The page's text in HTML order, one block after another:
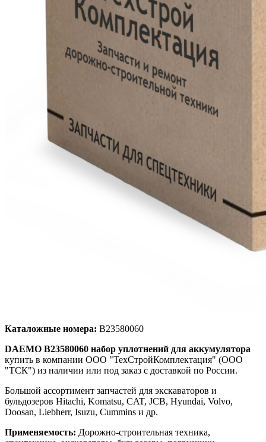
Каталожные номера: B23580060
DAEMO B23580060 набор уплотнений для аккумулятора
купить в компании ООО "ТехСтройКомплектация" (ООО
"ТСК") из наличии или под заказ с доставкой по России.
Большой ассортимент запчастей для экскаваторов и
бульдозеров Hitachi, Komatsu, CAT, JCB, Hyundai, Volvo,
Doosan, Liebherr, Isuzu, Cummins и др.
Применяемость: Дорожно-строительная техника,